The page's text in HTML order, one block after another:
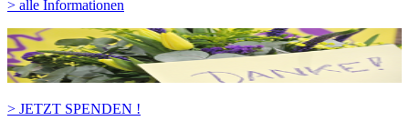
> alle Informationen
> JETZT SPENDEN !